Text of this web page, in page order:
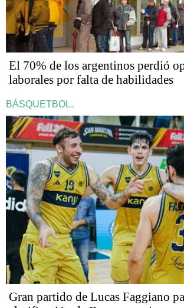
El 70% de los argentinos perdió
laborales por falta de habilidades
BÁSQUETBOL.
Gran partido de Lucas Faggiano